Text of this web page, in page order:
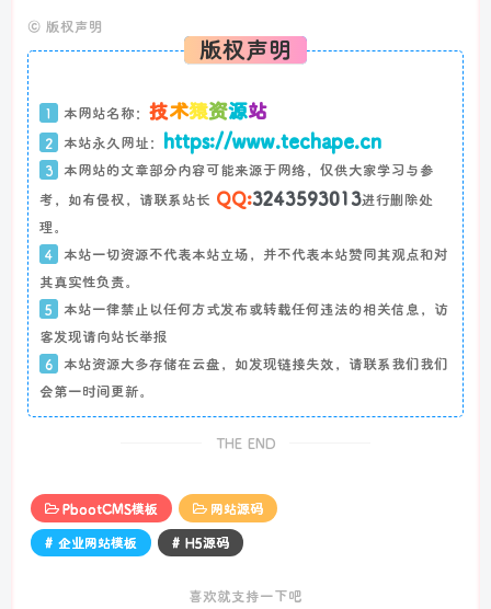
© 版权声明
版权声明
1 本网站名称： 技术猿资源站
2 本站永久网址： https://www.techape.cn
3
本网站的文章部分内容可能来源于网络，仅供大家学习与参
考，如有侵权，请联系站长 QQ:3243593013进行删除处
理。
4
本站一切资源不代表本站立场，并不代表本站赞同其观点和对
其真实性负责。
5
本站一律禁止以任何方式发布或转载任何违法的相关信息，访
客发现请向站长举报
6
本站资源大多存储在云盘，如发现链接失效，请联系我们我们
会第一时间更新。
THE END
PbootCMS模板
网站源码
# 企业网站模板
# H5源码
喜欢就支持一下吧